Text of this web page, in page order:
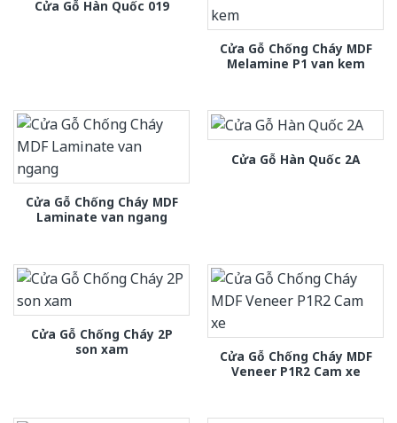
Cửa Gỗ Hàn Quốc 019
Cửa Gỗ Chống Cháy MDF
Melamine P1 van kem
Cửa Gỗ Chống Cháy MDF
Laminate van ngang
Cửa Gỗ Hàn Quốc 2A
Cửa Gỗ Chống Cháy 2P
son xam
Cửa Gỗ Chống Cháy MDF
Veneer P1R2 Cam xe